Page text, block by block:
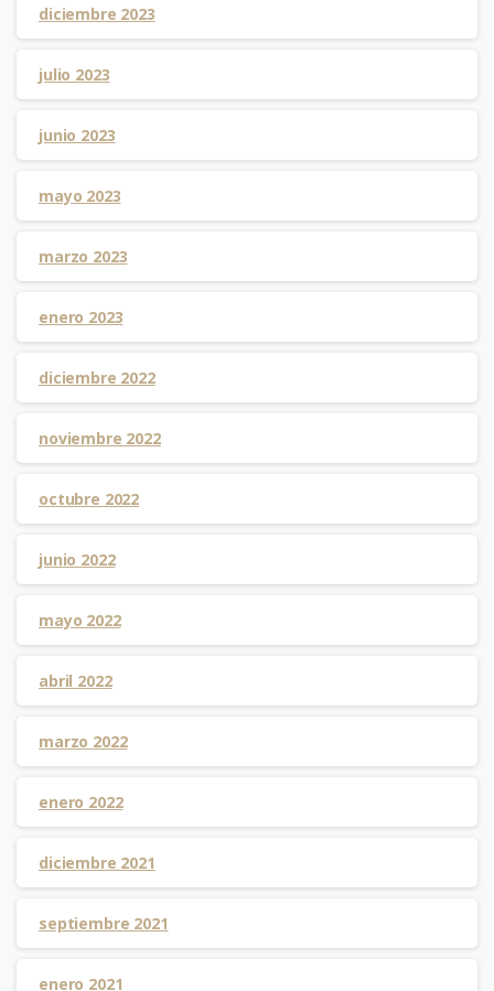
diciembre 2023
julio 2023
junio 2023
mayo 2023
marzo 2023
enero 2023
diciembre 2022
noviembre 2022
octubre 2022
junio 2022
mayo 2022
abril 2022
marzo 2022
enero 2022
diciembre 2021
septiembre 2021
enero 2021